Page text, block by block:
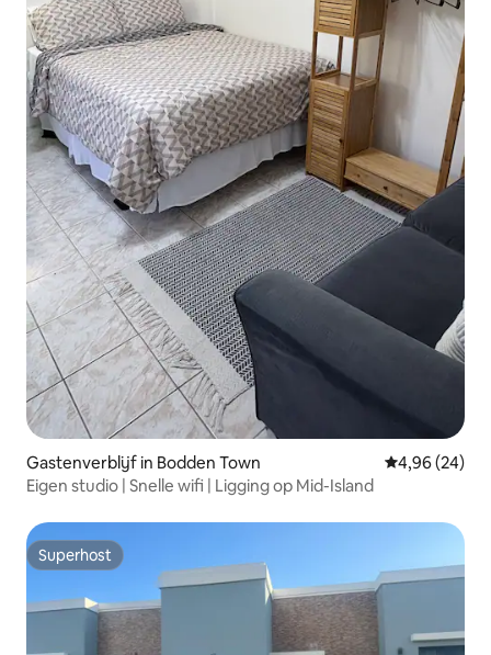
Gastenverblijf in Bodden Town Gemiddelde
4,96 (24)
Eigen studio | Snelle wifi | Ligging op Mid-Island
Superhost
Superhost